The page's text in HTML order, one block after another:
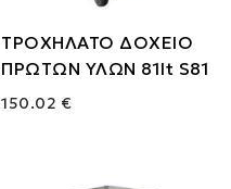
ΤΡΟΧΗΛΑΤΟ ΔΟΧΕΙΟ
ΠΡΩΤΩΝ ΥΛΩΝ 81lt S81
150.02 €